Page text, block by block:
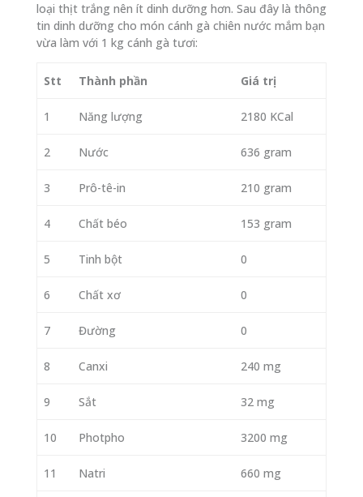
loại thịt trắng nên ít dinh dưỡng hơn. Sau đây là thông
tin dinh dưỡng cho món cánh gà chiên nước mắm bạn
vừa làm với 1 kg cánh gà tươi:
Stt Thành phần Giá trị
1 Năng lượng 2180 KCal
2 Nước 636 gram
3 Prô-tê-in 210 gram
4 Chất béo 153 gram
5 Tinh bột 0
6 Chất xơ 0
7 Đường 0
8 Canxi 240 mg
9 Sắt 32 mg
10 Photpho 3200 mg
11 Natri 660 mg